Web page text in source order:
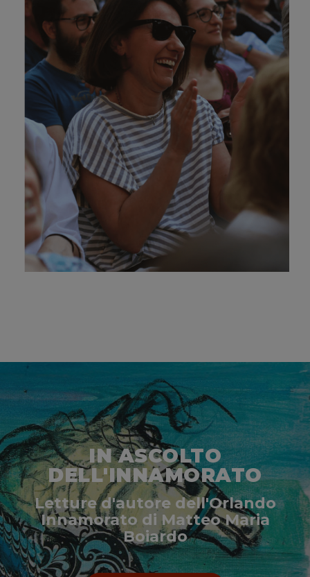
IN ASCOLTO
DELL'INNAMORATO
Letture d'autore dell'Orlando
Innamorato di Matteo Maria
Boiardo